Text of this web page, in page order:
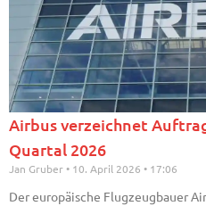
Airbus verzeichnet
Quartal 2026
Jan Gruber 10. April 2026 17:06
Der europäische Flugzeugbauer